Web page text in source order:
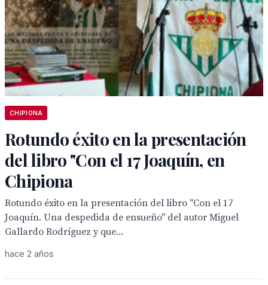
CHIPIONA
Rotundo éxito en la presentación
del libro "Con el 17 Joaquín, en
Chipiona
Rotundo éxito en la presentación del libro "Con el 17
Joaquín. Una despedida de ensueño" del autor Miguel
Gallardo Rodríguez y que...
hace 2 años